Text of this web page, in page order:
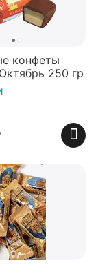
конфеты
250 гр